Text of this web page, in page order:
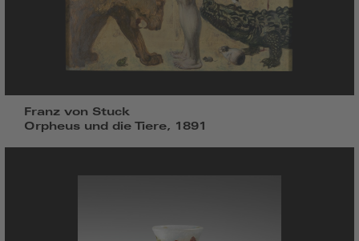
Franz von Stuck
Orpheus und die Tiere, 1891